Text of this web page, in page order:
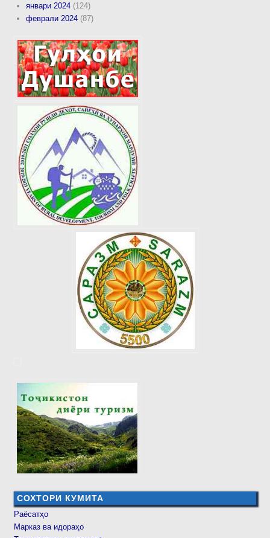
январи 2024 (124)
феврали 2024 (87)
СОХТОРИ КУМИТА
Раёсатҳо
Марказ ва идораҳо